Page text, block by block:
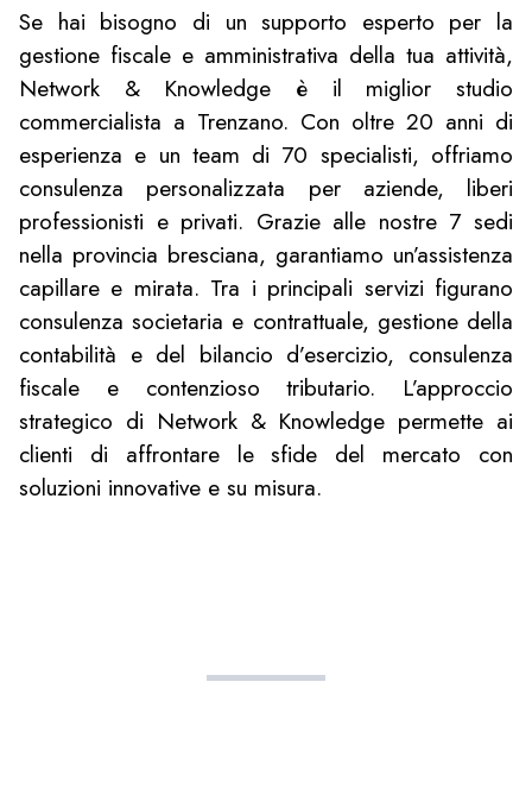
Se hai bisogno di un supporto esperto per la
gestione fiscale e amministrativa della tua attività,
Network & Knowledge è il miglior studio
commercialista a Trenzano. Con oltre 20 anni di
esperienza e un team di 70 specialisti, offriamo
consulenza personalizzata per aziende, liberi
professionisti e privati. Grazie alle nostre 7 sedi
nella provincia bresciana, garantiamo un’assistenza
capillare e mirata. Tra i principali servizi figurano
consulenza societaria e contrattuale, gestione della
contabilità e del bilancio d’esercizio, consulenza
fiscale e contenzioso tributario. L’approccio
strategico di Network & Knowledge permette ai
clienti di affrontare le sfide del mercato con
soluzioni innovative e su misura.